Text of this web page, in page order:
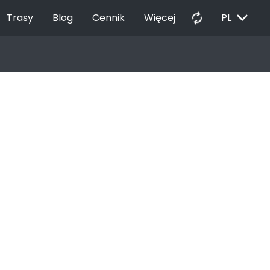
Trasy Blog Cennik Więcej autorenew PL EXPAND_MORE